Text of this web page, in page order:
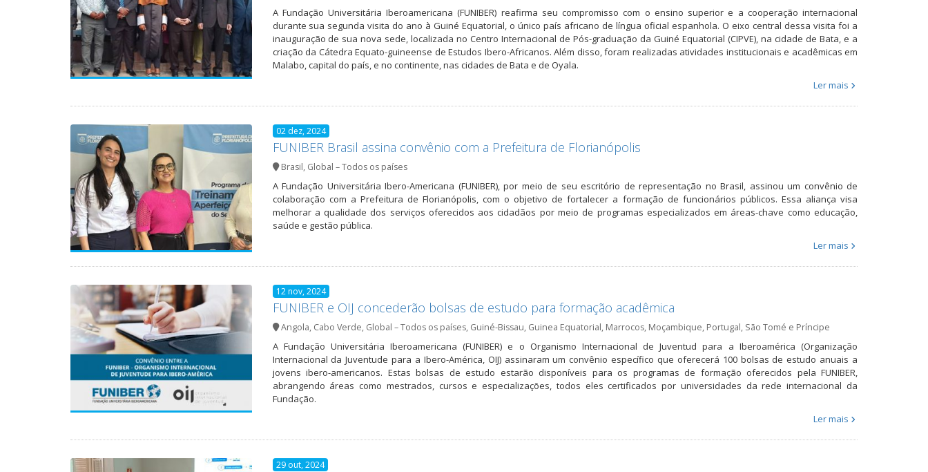
A Fundação Universitária Iberoamericana (FUNIBER) reafirma seu compromisso com o ensino superior e a cooperação internacional
durante sua segunda visita do ano à Guiné Equatorial, o único país africano de língua oficial espanhola. O eixo central dessa visita foi a
inauguração de sua nova sede, localizada no Centro Internacional de Pós-graduação da Guiné Equatorial (CIPVE), na cidade de Bata, e a
criação da Cátedra Equato-guineense de Estudos Ibero-Africanos. Além disso, foram realizadas atividades institucionais e acadêmicas em
Malabo, capital do país, e no continente, nas cidades de Bata e de Oyala.
Ler mais
02 dez, 2024
FUNIBER Brasil assina convênio com a Prefeitura de Florianópolis
Brasil, Global – Todos os países
A Fundação Universitária Ibero-Americana (FUNIBER), por meio de seu escritório de representação no Brasil, assinou um convênio de
colaboração com a Prefeitura de Florianópolis, com o objetivo de fortalecer a formação de funcionários públicos. Essa aliança visa
melhorar a qualidade dos serviços oferecidos aos cidadãos por meio de programas especializados em áreas-chave como educação,
saúde e gestão pública.
Ler mais
12 nov, 2024
FUNIBER e OIJ concederão bolsas de estudo para formação acadêmica
Angola, Cabo Verde, Global – Todos os países, Guiné-Bissau, Guinea Equatorial, Marrocos, Moçambique, Portugal, São Tomé e Príncipe
A Fundação Universitária Iberoamericana (FUNIBER) e o Organismo Internacional de Juventud para a Iberoamérica (Organização
Internacional da Juventude para a Ibero-América, OIJ) assinaram um convênio específico que oferecerá 100 bolsas de estudo anuais a
jovens ibero-americanos. Estas bolsas de estudo estarão disponíveis para os programas de formação oferecidos pela FUNIBER,
abrangendo áreas como mestrados, cursos e especializações, todos eles certificados por universidades da rede internacional da
Fundação.
Ler mais
29 out, 2024